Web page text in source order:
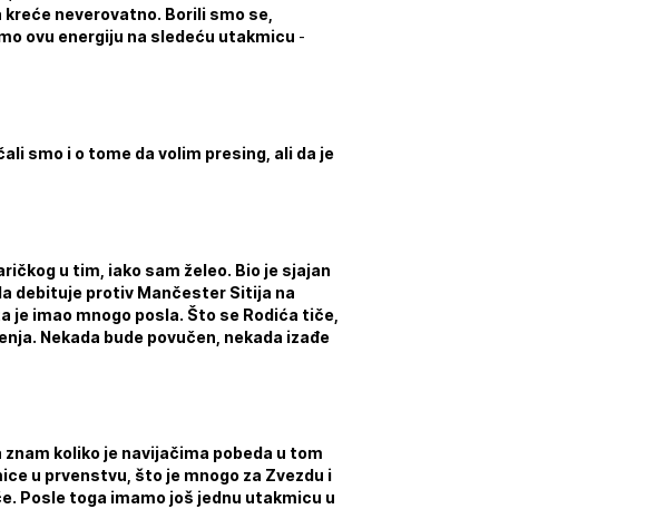
neverovatno. Borili smo se,
ovu energiju na sledeću utakmicu -
smo i o tome da volim presing, ali da je
u tim, iako sam želeo. Bio je sjajan
debituje protiv Mančester Sitija na
je imao mnogo posla. Što se Rodića tiče,
Nekada bude povučen, nekada izađe
koliko je navijačima pobeda u tom
u prvenstvu, što je mnogo za Zvezdu i
Posle toga imamo još jednu utakmicu u